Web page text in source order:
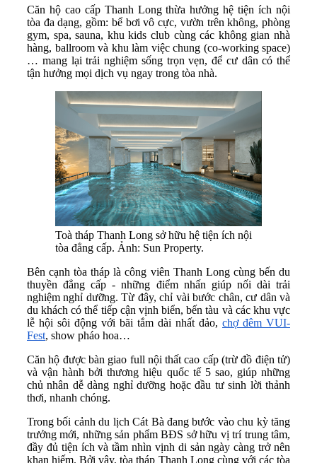
Căn hộ cao cấp Thanh Long thừa hưởng hệ tiện ích nội
tòa đa dạng, gồm: bể bơi vô cực, vườn trên không, phòng
gym, spa, sauna, khu kids club cùng các không gian nhà
hàng, ballroom và khu làm việc chung (co-working space)
… mang lại trải nghiệm sống trọn vẹn, để cư dân có thể
tận hưởng mọi dịch vụ ngay trong tòa nhà.
Toà tháp Thanh Long sở hữu hệ tiện ích nội
tòa đẳng cấp. Ảnh: Sun Property.
Bên cạnh tòa tháp là công viên Thanh Long cùng bến du
thuyền đẳng cấp - những điểm nhấn giúp nối dài trải
nghiệm nghỉ dưỡng. Từ đây, chỉ vài bước chân, cư dân và
du khách có thể tiếp cận vịnh biển, bến tàu và các khu vực
lễ hội sôi động với bãi tắm dài nhất đảo, chợ đêm VUI-
Fest, show pháo hoa…
Căn hộ được bàn giao full nội thất cao cấp (trừ đồ điện tử)
và vận hành bởi thương hiệu quốc tế 5 sao, giúp những
chủ nhân dễ dàng nghỉ dưỡng hoặc đầu tư sinh lời thảnh
thơi, nhanh chóng.
Trong bối cảnh du lịch Cát Bà đang bước vào chu kỳ tăng
trưởng mới, những sản phẩm BĐS sở hữu vị trí trung tâm,
đầy đủ tiện ích và tầm nhìn vịnh di sản ngày càng trở nên
khan hiếm. Bởi vậy, tòa tháp Thanh Long cùng với các tòa